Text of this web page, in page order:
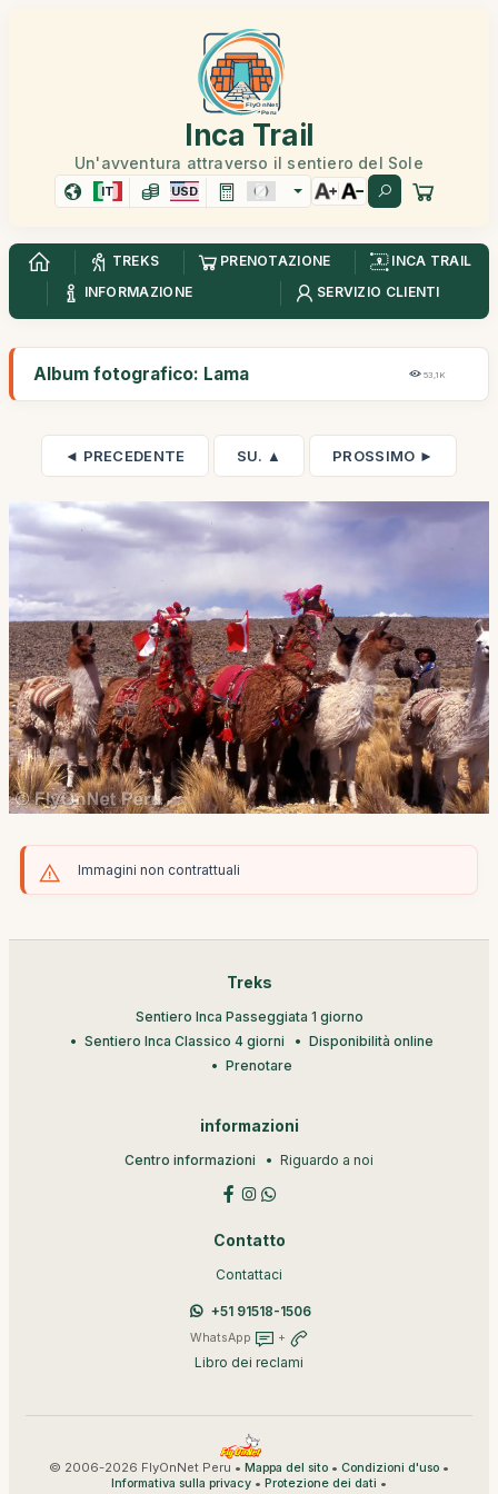
Inca Trail
Un'avventura attraverso il sentiero del Sole
IT USD
TREKS PRENOTAZIONE
INCA TRAIL
INFORMAZIONE
SERVIZIO CLIENTI
Album fotografico: Lama 53,1K
◄ PRECEDENTE SU. ▲ PROSSIMO ►
Immagini non contrattuali
Treks
Sentiero Inca Passeggiata 1 giorno
Sentiero Inca Classico 4 giorni
Disponibilità online
Prenotare
informazioni
Centro informazioni Riguardo a noi
Contatto
Contattaci
+51 91518-1506
WhatsApp +
Libro dei reclami
© 2006-2026 FlyOnNet Peru • Mappa del sito • Condizioni d'uso •
Informativa sulla privacy • Protezione dei dati •